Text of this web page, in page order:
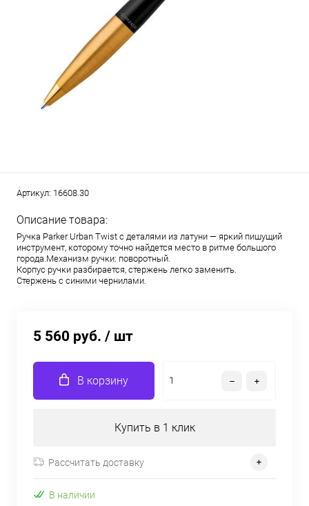
Артикул: 16608.30
Описание товара:
Ручка Parker Urban Twist с деталями из латуни — яркий пишущий
инструмент, которому точно найдется место в ритме большого
города.Механизм ручки: поворотный.
Корпус ручки разбирается, стержень легко заменить.
Стержень с синими чернилами.
5 560 руб. / шт
В корзину
Купить в 1 клик
Рассчитать доставку
В наличии